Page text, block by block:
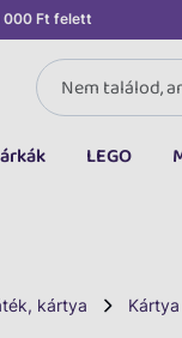
000 Ft felett
LEGO
kártya Kártya